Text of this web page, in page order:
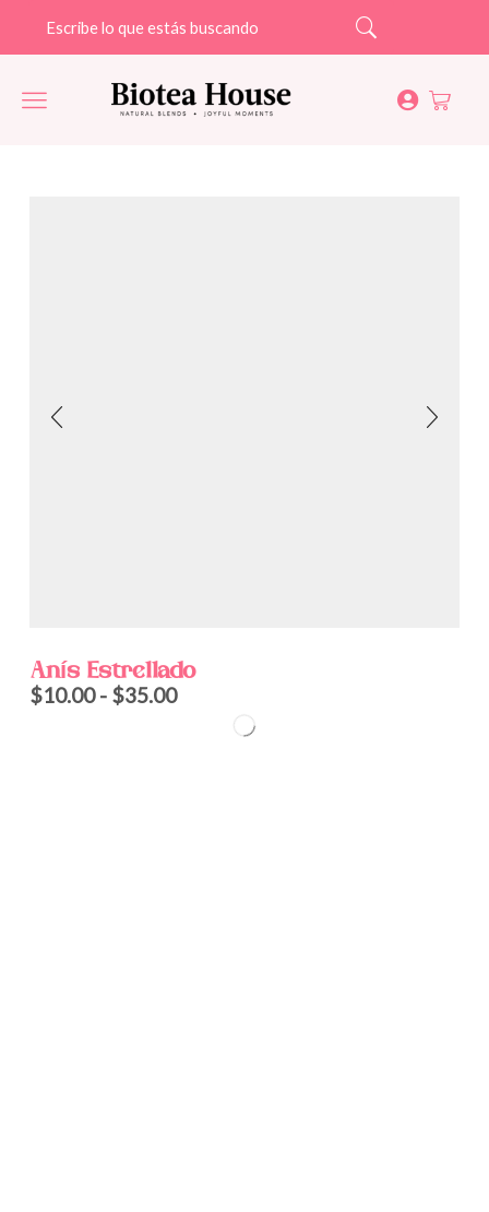
Anís Estrellado
$10.00 - $35.00